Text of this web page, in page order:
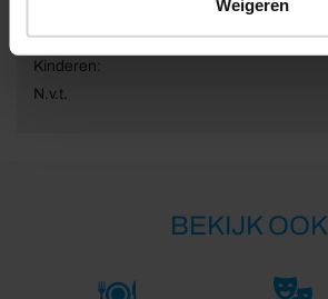
Weigeren
Kinderen:
N.v.t.
BEKIJK OOK